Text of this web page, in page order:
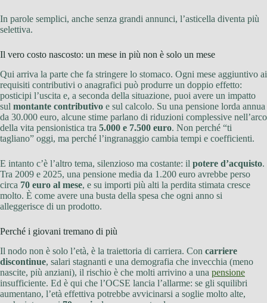
In parole semplici, anche senza grandi annunci, l’asticella diventa più
selettiva.
Il vero costo nascosto: un mese in più non è solo un mese
Qui arriva la parte che fa stringere lo stomaco. Ogni mese aggiuntivo ai
requisiti contributivi o anagrafici può produrre un doppio effetto:
posticipi l’uscita e, a seconda della situazione, puoi avere un impatto
sul montante contributivo e sul calcolo. Su una pensione lorda annua
da 30.000 euro, alcune stime parlano di riduzioni complessive nell’arco
della vita pensionistica tra 5.000 e 7.500 euro. Non perché “ti
tagliano” oggi, ma perché l’ingranaggio cambia tempi e coefficienti.
E intanto c’è l’altro tema, silenzioso ma costante: il potere d’acquisto.
Tra 2009 e 2025, una pensione media da 1.200 euro avrebbe perso
circa 70 euro al mese, e su importi più alti la perdita stimata cresce
molto. È come avere una busta della spesa che ogni anno si
alleggerisce di un prodotto.
Perché i giovani tremano di più
Il nodo non è solo l’età, è la traiettoria di carriera. Con carriere
discontinue, salari stagnanti e una demografia che invecchia (meno
nascite, più anziani), il rischio è che molti arrivino a una pensione
insufficiente. Ed è qui che l’OCSE lancia l’allarme: se gli squilibri
aumentano, l’età effettiva potrebbe avvicinarsi a soglie molto alte,